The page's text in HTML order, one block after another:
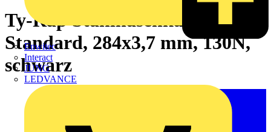
Enwitec
Interact
JUNG
LEDVANCE
Ty-Rap Stahlnasenkabelbinder
Standard, 284x3,7 mm, 130N,
schwarz